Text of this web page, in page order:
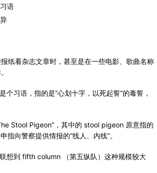
语
纸看杂志文章时，甚至是在一些电影、歌曲名称
习语，指的是“心划十字，以死起誓”的毒誓，
Stool Pigeon”，其中的 stool pigeon 原意指的
向警察提供情报的“线人、内线”。
想到 fifth column （第五纵队）这种规模较大